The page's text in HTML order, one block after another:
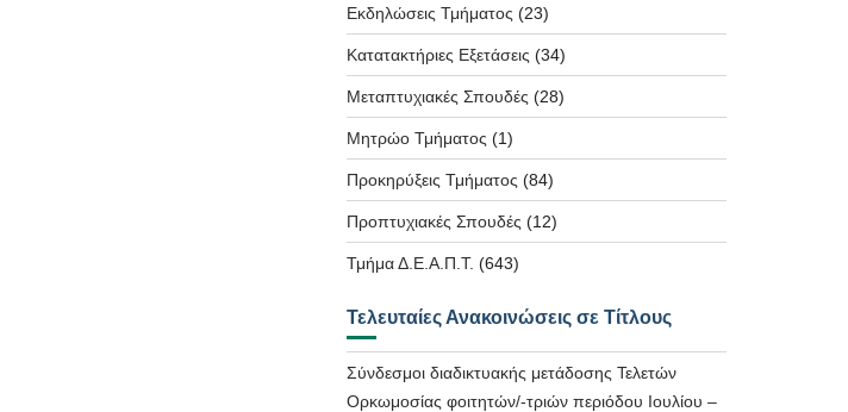
Εκδηλώσεις Τμήματος (23)
Κατατακτήριες Εξετάσεις (34)
Μεταπτυχιακές Σπουδές (28)
Μητρώο Τμήματος (1)
Προκηρύξεις Τμήματος (84)
Προπτυχιακές Σπουδές (12)
Τμήμα Δ.Ε.Α.Π.Τ. (643)
Τελευταίες Ανακοινώσεις σε Τίτλους
Σύνδεσμοι διαδικτυακής μετάδοσης Τελετών
Ορκωμοσίας φοιτητών/-τριών περιόδου Ιουλίου –